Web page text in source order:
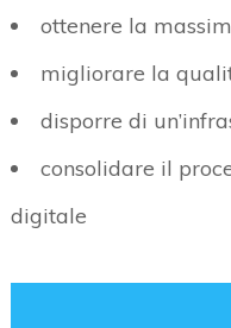
ottenere la
migliorare la
disporre di
consolidare il
digitale